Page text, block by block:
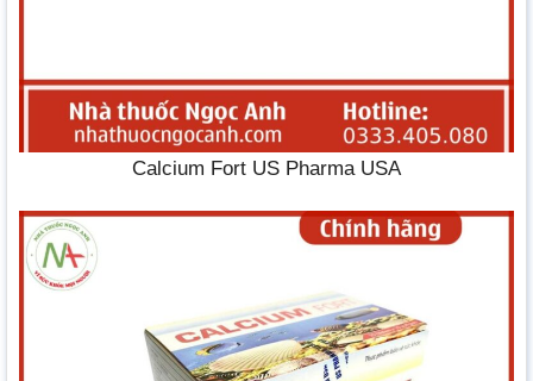
Calcium Fort US Pharma USA